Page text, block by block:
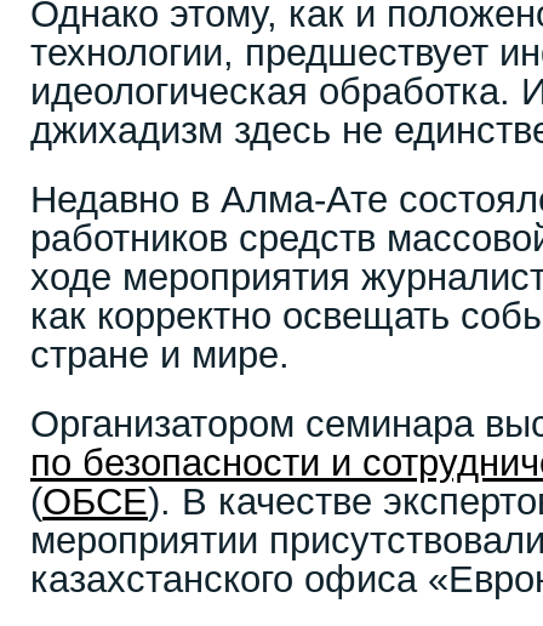
Однако этому, как и
технологии, предшествует
идеологическая обработка.
джихадизм здесь не
Недавно в Алма-Ате
работников средств
ходе мероприятия
как корректно освещать
стране и мире.
Организатором семинара
по безопасности и
(ОБСЕ). В качестве
мероприятии
казахстанского офиса